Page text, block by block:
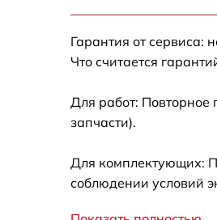
Гарантия от
Что считается
Для работ: Повторное
запчасти).
Для комплектующих:
соблюдении условий